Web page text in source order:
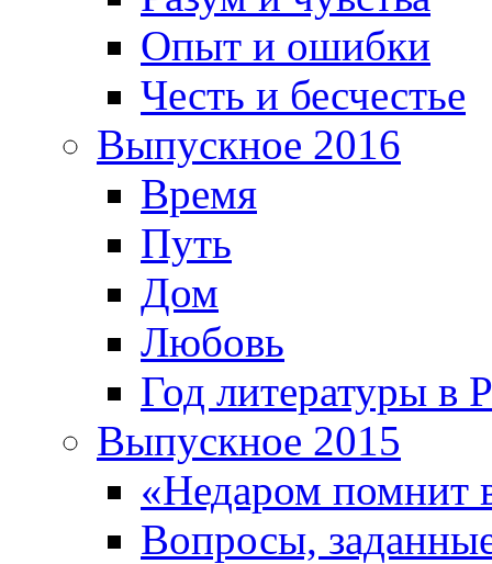
Опыт и ошибки
Честь и бесчестье
Выпускное 2016
Время
Путь
Дом
Любовь
Год литературы в
Выпускное 2015
«Недаром помнит
Вопросы,